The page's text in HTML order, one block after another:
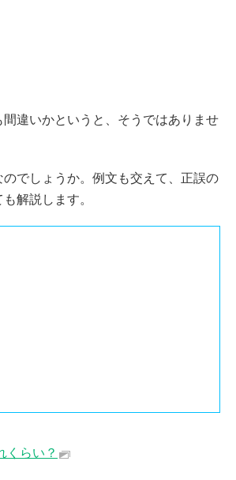
違いかというと、そうではありませ
でしょうか。例文も交えて、正誤の
解説します。
くらい？